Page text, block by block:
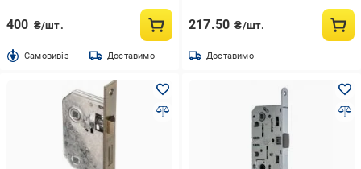
400 ₴/шт.
Cамовивіз Доставимо
217.50 ₴/шт.
Доставимо